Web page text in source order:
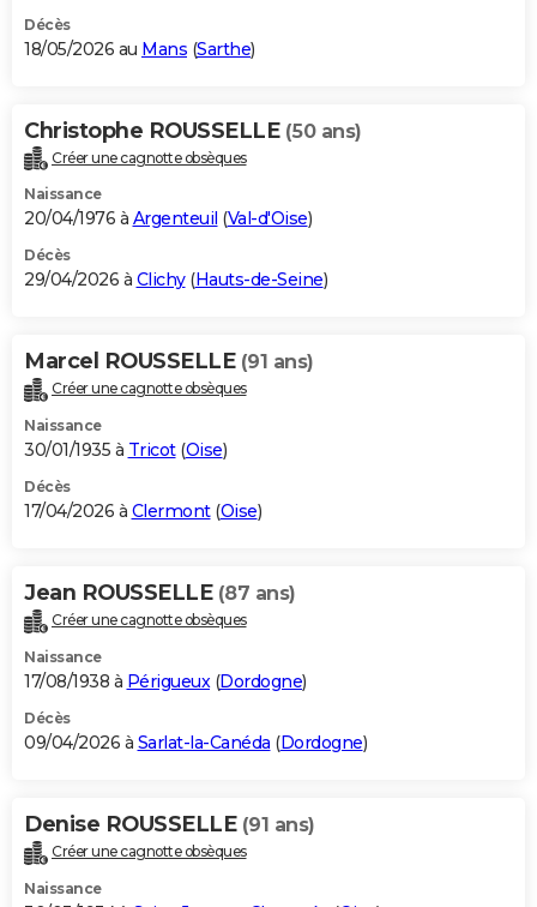
Décès
18/05/2026 au Mans (Sarthe)
Christophe ROUSSELLE (50 ans)
Créer une cagnotte obsèques
Naissance
20/04/1976 à Argenteuil (Val-d'Oise)
Décès
29/04/2026 à Clichy(Hauts-de-Seine)
Marcel ROUSSELLE (91 ans)
Créer une cagnotte obsèques
Naissance
30/01/1935 à Tricot(Oise)
Décès
17/04/2026 à Clermont(Oise)
Jean ROUSSELLE (87 ans)
Créer une cagnotte obsèques
Naissance
17/08/1938 à Périgueux(Dordogne)
Décès
09/04/2026 à Sarlat-la-Canéda (Dordogne)
Denise ROUSSELLE (91 ans)
Créer une cagnotte obsèques
Naissance